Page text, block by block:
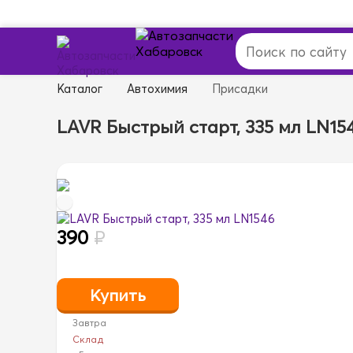
Каталог Автохимия Присадки
LAVR Быстрый старт, 335 мл
390 ₽
Завтра
Склад